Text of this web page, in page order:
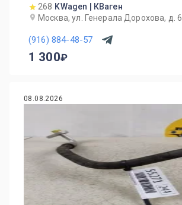
268 KWagen | КВаген
Москва, ул. Генерала Дорохова, д. 6
(916) 884-48-57
1 300
08.08.2026